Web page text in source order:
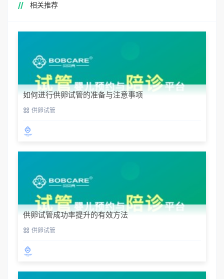
相关推荐
如何进行供卵试管的准备与注意事项
供卵试管
供卵试管成功率提升的有效方法
供卵试管